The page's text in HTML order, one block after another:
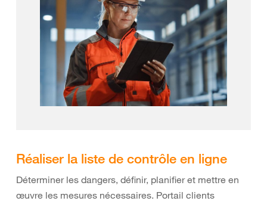
Réaliser la liste de contrôle en ligne
Déterminer les dangers, définir, planifier et mettre en
œuvre les mesures nécessaires. Portail clients